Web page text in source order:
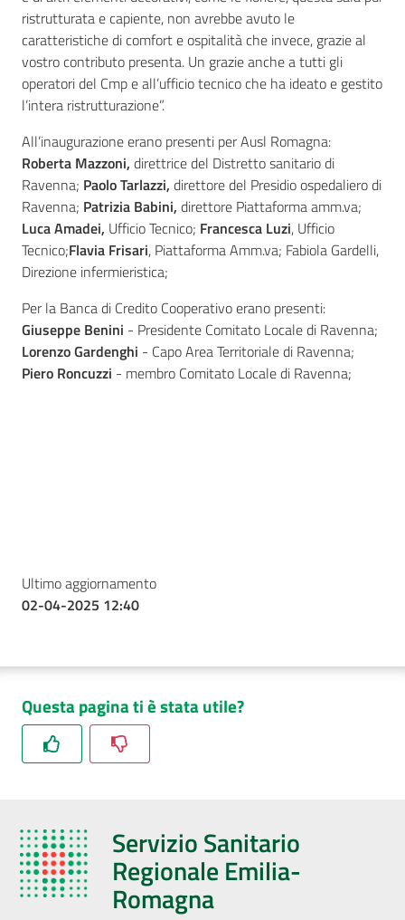
ristrutturata e capiente, non avrebbe avuto le
caratteristiche di comfort e ospitalità che invece, grazie al
vostro contributo presenta. Un grazie anche a tutti gli
operatori del Cmp e all’ufficio tecnico che ha ideato e gestito
l’intera ristrutturazione”.
All’inaugurazione erano presenti per Ausl Romagna:
Roberta Mazzoni, direttrice del Distretto sanitario di
Ravenna; Paolo Tarlazzi, direttore del Presidio ospedaliero di
Ravenna; Patrizia Babini, direttore Piattaforma amm.va;
Luca Amadei, Ufficio Tecnico; Francesca Luzi, Ufficio
Tecnico;Flavia Frisari, Piattaforma Amm.va; Fabiola Gardelli,
Direzione infermieristica;
Per la Banca di Credito Cooperativo erano presenti:
Giuseppe Benini - Presidente Comitato Locale di Ravenna;
Lorenzo Gardenghi - Capo Area Territoriale di Ravenna;
Piero Roncuzzi - membro Comitato Locale di Ravenna;
Ultimo aggiornamento
02-04-2025 12:40
Questa pagina ti è stata utile?
Servizio Sanitario
Regionale Emilia-
Romagna